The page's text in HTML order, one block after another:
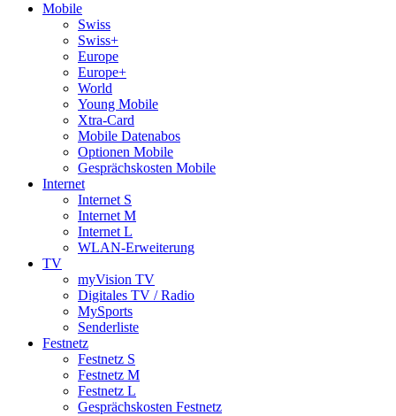
Mobile
Swiss
Swiss+
Europe
Europe+
World
Young Mobile
Xtra-Card
Mobile Datenabos
Optionen Mobile
Gesprächskosten Mobile
Internet
Internet S
Internet M
Internet L
WLAN-Erweiterung
TV
myVision TV
Digitales TV / Radio
MySports
Senderliste
Festnetz
Festnetz S
Festnetz M
Festnetz L
Gesprächskosten Festnetz